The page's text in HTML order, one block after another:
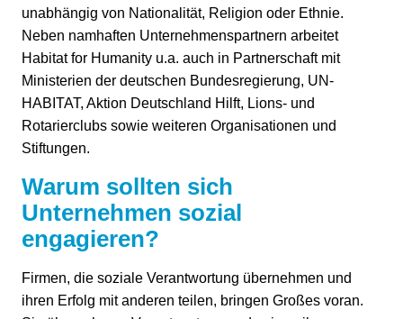
unabhängig von Nationalität, Religion oder Ethnie.
Neben namhaften Unternehmenspartnern arbeitet
Habitat for Humanity u.a. auch in Partnerschaft mit
Ministerien der deutschen Bundesregierung, UN-
HABITAT, Aktion Deutschland Hilft, Lions- und
Rotarierclubs sowie weiteren Organisationen und
Stiftungen.
Warum sollten sich
Unternehmen sozial
engagieren?
Firmen, die soziale Verantwortung übernehmen und
ihren Erfolg mit anderen teilen, bringen Großes voran.